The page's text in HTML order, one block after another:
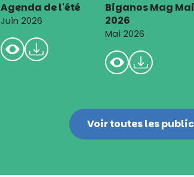
Agenda de l'été
Juin 2026
Biganos Mag Mai
2026
Mai 2026
Voir toutes les